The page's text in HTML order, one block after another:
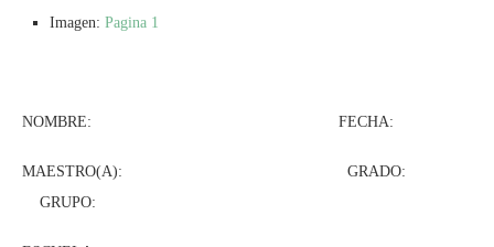
Imagen: Pagina 1
NOMBRE: FECHA:
MAESTRO(A): GRADO:
GRUPO: